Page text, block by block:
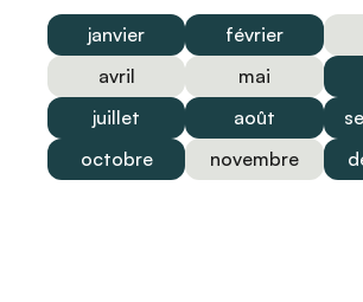
janvier février
avril
mai
juillet
août
octobre
novembre